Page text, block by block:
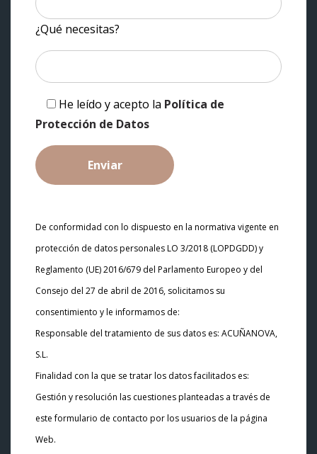
¿Qué necesitas?
He leído y acepto la Política de
Protección de Datos
De conformidad con lo dispuesto en la normativa vigente en
protección de datos personales LO 3/2018 (LOPDGDD) y
Reglamento (UE) 2016/679 del Parlamento Europeo y del
Consejo del 27 de abril de 2016, solicitamos su
consentimiento y le informamos de:
Responsable del tratamiento de sus datos es: ACUÑANOVA,
S.L.
Finalidad con la que se tratar los datos facilitados es:
Gestión y resolución las cuestiones planteadas a través de
este formulario de contacto por los usuarios de la página
Web.